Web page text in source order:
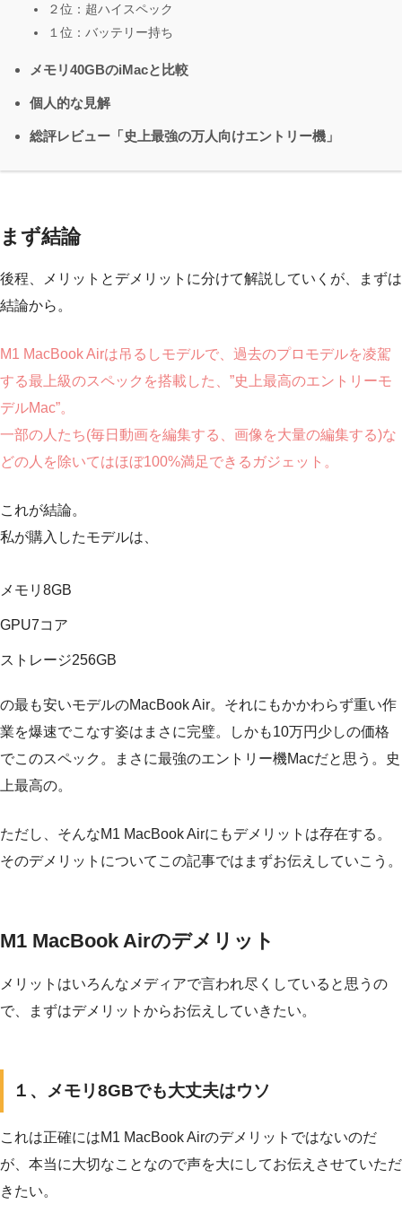
２位：超ハイスペック
１位：バッテリー持ち
メモリ40GBのiMacと比較
個人的な見解
総評レビュー「史上最強の万人向けエントリー機」
まず結論
後程、メリットとデメリットに分けて解説していくが、まずは
結論から。
M1 MacBook Airは吊るしモデルで、過去のプロモデルを凌駕
する最上級のスペックを搭載した、”史上最高のエントリーモ
デルMac”。
一部の人たち(毎日動画を編集する、画像を大量の編集する)な
どの人を除いてはほぼ100%満足できるガジェット。
これが結論。
私が購入したモデルは、
メモリ8GB
GPU7コア
ストレージ256GB
の最も安いモデルのMacBook Air。それにもかかわらず重い作
業を爆速でこなす姿はまさに完璧。しかも10万円少しの価格
でこのスペック。まさに最強のエントリー機Macだと思う。史
上最高の。
ただし、そんなM1 MacBook Airにもデメリットは存在する。
そのデメリットについてこの記事ではまずお伝えしていこう。
M1 MacBook Airのデメリット
メリットはいろんなメディアで言われ尽くしていると思うの
で、まずはデメリットからお伝えしていきたい。
１、メモリ8GBでも大丈夫はウソ
これは正確にはM1 MacBook Airのデメリットではないのだ
が、本当に大切なことなので声を大にしてお伝えさせていただ
きたい。